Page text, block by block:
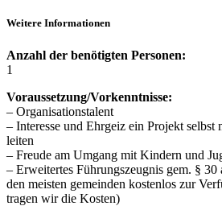
Weitere Informationen
Anzahl der benötigten Personen:
1
Voraussetzung/Vorkenntnisse:
– Organisationstalent
– Interesse und Ehrgeiz ein Projekt selbst
leiten
– Freude am Umgang mit Kindern und
– Erweitertes Führungszeugnis gem. §
den meisten gemeinden kostenlos zur
tragen wir die Kosten)